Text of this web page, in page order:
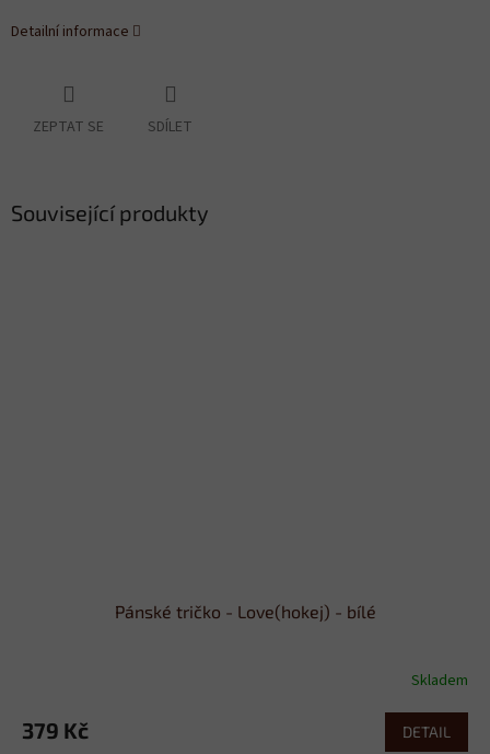
Detailní informace
ZEPTAT SE SDÍLET
Související produkty
Pánské tričko - Love(hokej) - bílé
Skladem
379 Kč DETAIL